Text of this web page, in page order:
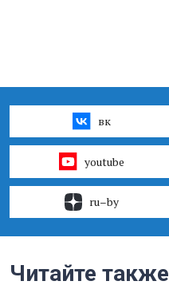
вк
youtube
ru–by
Читайте также